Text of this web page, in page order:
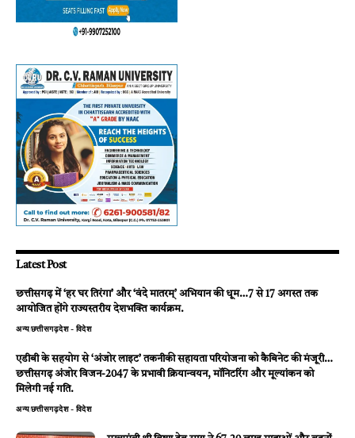
Latest Post
छत्तीसगढ़ में ‘हर घर तिरंगा’ और ‘वंदे मातरम्’ अभियान की धूम…7 से 17 अगस्त तक
आयोजित होंगे राज्यस्तरीय देशभक्ति कार्यक्रम.
अन्यछत्तीसगढ़देश - विदेश
एडीबी के सहयोग से ‘अंजोर लाइट’ तकनीकी सहायता परियोजना को कैबिनेट की मंजूरी…
छत्तीसगढ़ अंजोर विजन-2047 के प्रभावी क्रियान्वयन, मॉनिटरिंग और मूल्यांकन को
मिलेगी नई गति.
अन्यछत्तीसगढ़देश - विदेश